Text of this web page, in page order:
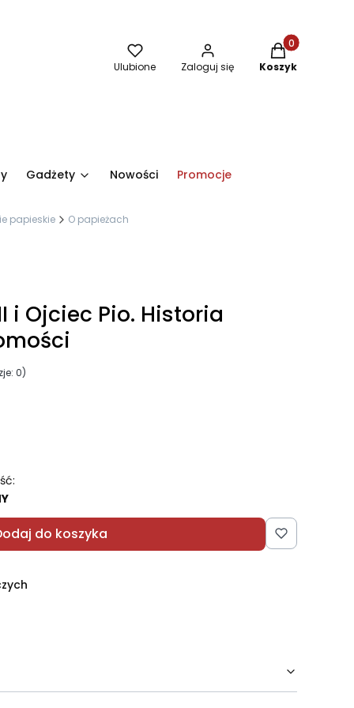
Ulubione Zaloguj się
Produkty w
Koszyk
Gadżety Nowości Promocje
papieskie O papieżach
i Ojciec Pio. Historia
0)
do koszyka